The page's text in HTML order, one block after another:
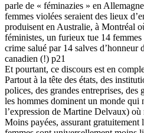
parle de « féminazies » en
femmes violées seraient des lieux
produisent en Australie, à Montréal
féministes, un furieux tue 14
crime salué par 14 salves d’honneur
canadien (!) p21
Et pourtant, ce discours est en
Partout à la tête des états, des
polices, des grandes entreprises, des
les hommes dominent un monde qui
l’expression de Martine Delvaux)
Moins payées, assurant gratuitement